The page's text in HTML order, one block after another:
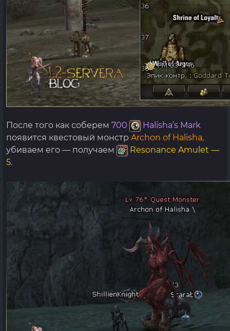
После того как соберем 700
Halisha’s Mark
появится квестовый монстр Archon of Halisha,
убиваем его — получаем
Resonance Amulet —
5.